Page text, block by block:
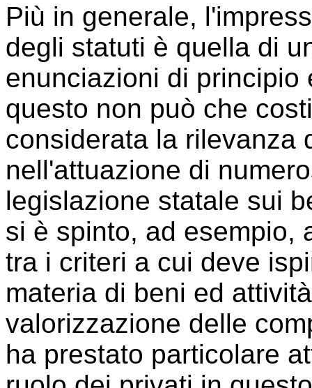
Più in generale,
degli statuti è quella di
enunciazioni di
questo non può che
considerata la rilevanza
nell'attuazione di
legislazione statale sui
si è spinto, ad esempio,
tra i criteri a cui deve
materia di beni ed
valorizzazione delle
ha prestato particolare